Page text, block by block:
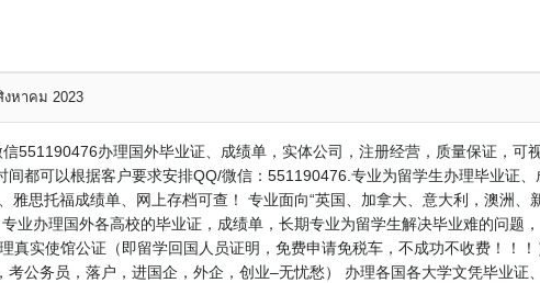
งหาคม 2023
551190476办理国外毕业证、成绩单，实体公司，注册经营，质量保证，可
间都可以根据客户要求安排QQ/微信：551190476.专业为留学生办理毕业证
雅思托福成绩单、网上存档可查！ 专业面向“英国、加拿大、意大利，澳洲、
业办理国外各高校的毕业证，成绩单，长期专业为留学生解决毕业难的问题
真实使馆公证（即留学回国人员证明，免费申请免税车，不成功不收费！！
考公务员，落户，进国企，外企，创业–无忧愁） 办理各国各大学文凭毕业证